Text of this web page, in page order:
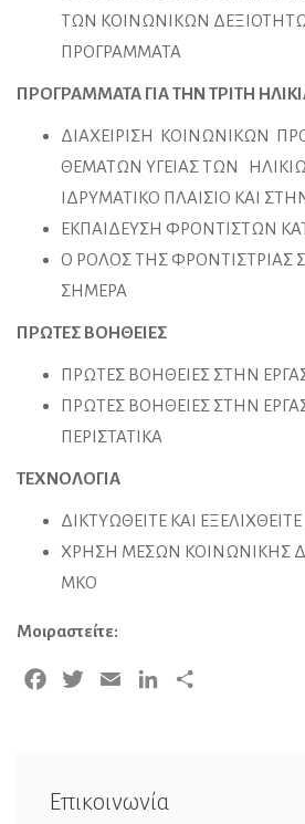
ΤΩΝ ΚΟΙΝΩΝΙΚΩΝ
ΠΡΟΓΡΑΜΜΑΤΑ
ΠΡΟΓΡΑΜΜΑΤΑ ΓΙΑ ΤΗΝ ΤΡΙΤΗ
ΔΙΑΧΕΙΡΙΣΗ ΚΟΙΝΩΝΙΚΩΝ
ΘΕΜΑΤΩΝ ΥΓΕΙΑΣ ΤΩΝ
ΙΔΡΥΜΑΤΙΚΟ ΠΛΑΙΣΙΟ ΚΑΙ
ΕΚΠΑΙΔΕΥΣΗ ΦΡΟΝΤΙΣΤΩΝ
Ο ΡΟΛΟΣ ΤΗΣ ΦΡΟΝΤΙΣΤΡΙΑΣ
ΣΗΜΕΡΑ
ΠΡΩΤΕΣ ΒΟΗΘΕΙΕΣ
ΠΡΩΤΕΣ ΒΟΗΘΕΙΕΣ ΣΤΗΝ
ΠΡΩΤΕΣ ΒΟΗΘΕΙΕΣ ΣΤΗΝ
ΠΕΡΙΣΤΑΤΙΚΑ
ΤΕΧΝΟΛΟΓΙΑ
ΔΙΚΤΥΩΘΕΙΤΕ ΚΑΙ ΕΞΕΛΙΧΘΕΙΤΕ
ΧΡΗΣΗ ΜΕΣΩΝ ΚΟΙΝΩΝΙΚΗΣ
ΜΚΟ
Μοιραστείτε:
Facebook
Twitter Email LinkedIn
Επικοινωνία